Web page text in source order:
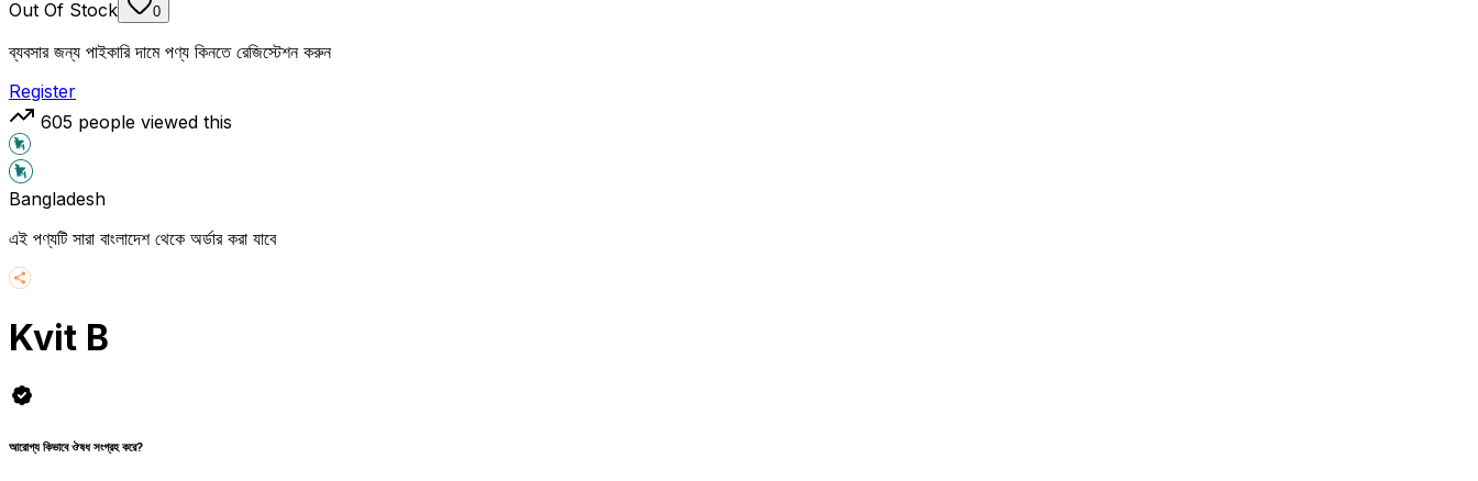
Out Of Stock 0
ব্যবসার জন্য পাইকারি দামে পণ্য কিনতে রেজিস্টেশন করুন
Register
605 people viewed this
Bangladesh
এই পণ্যটি সারা বাংলাদেশ থেকে অর্ডার করা যাবে
Kvit B
আরোগ্য কিভাবে ঔষধ সংগ্রহ করে?